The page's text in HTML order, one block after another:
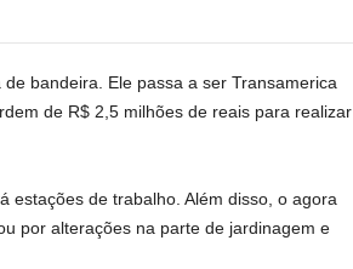
bandeira. Ele passa a ser Transamerica
de R$ 2,5 milhões de reais para realizar
estações de trabalho. Além disso, o agora
por alterações na parte de jardinagem e